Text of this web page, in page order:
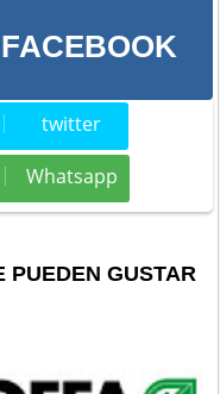
twitter
Tweet
Whatsapp
Whatsapp
PUEDEN GUSTAR